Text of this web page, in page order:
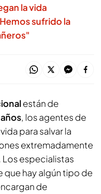
la vida
sufrido la
están de
, los agentes de
para salvar la
extremadamente
especialistas
que hay algún tipo de
de